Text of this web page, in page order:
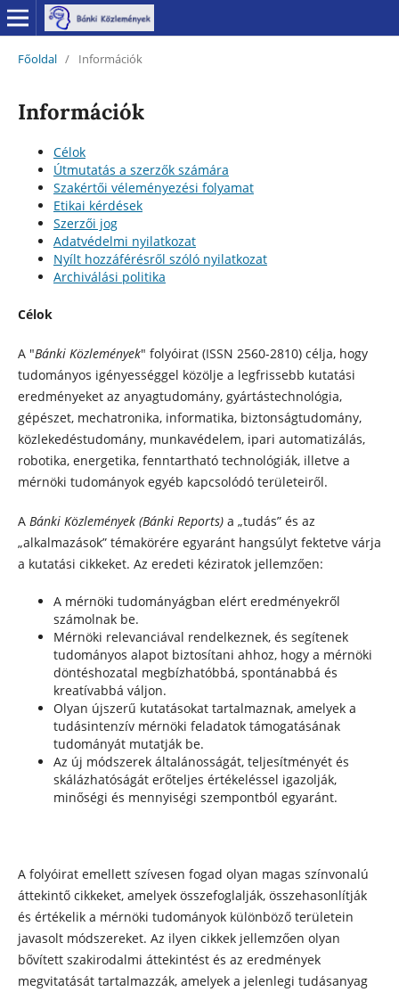
Főoldal / Információk
Információk
Célok
Útmutatás a szerzők számára
Szakértői véleményezési folyamat
Etikai kérdések
Szerzői jog
Adatvédelmi nyilatkozat
Nyílt hozzáférésről szóló nyilatkozat
Archiválási politika
Célok
A "Bánki Közlemények" folyóirat (ISSN 2560-2810) célja, hogy
tudományos igényességgel közölje a legfrissebb kutatási
eredményeket az anyagtudomány, gyártástechnológia,
gépészet, mechatronika, informatika, biztonságtudomány,
közlekedéstudomány, munkavédelem, ipari automatizálás,
robotika, energetika, fenntartható technológiák, illetve a
mérnöki tudományok egyéb kapcsolódó területeiről.
A Bánki Közlemények (Bánki Reports)a „tudás” és az
„alkalmazások” témakörére egyaránt hangsúlyt fektetve várja
a kutatási cikkeket. Az eredeti kéziratok jellemzően:
A mérnöki tudományágban elért eredményekről
számolnak be.
Mérnöki relevanciával rendelkeznek, és segítenek
tudományos alapot biztosítani ahhoz, hogy a mérnöki
döntéshozatal megbízhatóbbá, spontánabbá és
kreatívabbá váljon.
Olyan újszerű kutatásokat tartalmaznak, amelyek a
tudásintenzív mérnöki feladatok támogatásának
tudományát mutatják be.
Az új módszerek általánosságát, teljesítményét és
skálázhatóságát erőteljes értékeléssel igazolják,
minőségi és mennyiségi szempontból egyaránt.
A folyóirat emellett szívesen fogad olyan magas színvonalú
áttekintő cikkeket, amelyek összefoglalják, összehasonlítják
és értékelik a mérnöki tudományok különböző területein
javasolt módszereket. Az ilyen cikkek jellemzően olyan
bővített szakirodalmi áttekintést és az eredmények
megvitatását tartalmazzák, amelyek a jelenlegi tudásanyag